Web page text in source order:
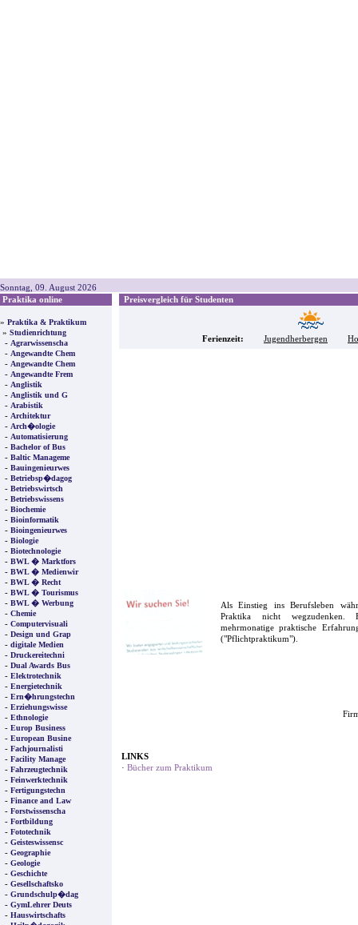
Sonntag, 09. August 2026
Praktika online
» Praktika & Praktikum
» Studienrichtung
- Agrarwissenscha
- Angewandte Chem
- Angewandte Chem
- Angewandte Frem
- Anglistik
- Anglistik und G
- Arabistik
- Architektur
- Arch�ologie
- Automatisierung
- Bachelor of Bus
- Baltic Manageme
- Bauingenieurwes
- Betriebsp�dagog
- Betriebswirtsch
- Betriebswissens
- Biochemie
- Bioinformatik
- Bioingenieurwes
- Biologie
- Biotechnologie
- BWL � Marktfors
- BWL � Medienwir
- BWL � Recht
- BWL � Tourismus
- BWL � Werbung
- Chemie
- Computervisuali
- Design und Grap
- digitale Medien
- Druckereitechni
- Dual Awards Bus
- Elektrotechnik
- Energietechnik
- Ern�hrungstechn
- Erziehungswisse
- Ethnologie
- Europ Business
- European Busine
- Fachjournalisti
- Facility Manage
- Fahrzeugtechnik
- Feinwerktechnik
- Fertigungstechn
- Finance and Law
- Forstwissenscha
- Fortbildung
- Fototechnik
- Geisteswissensc
- Geographie
- Geologie
- Geschichte
- Gesellschaftsko
- Grundschulp�dag
- GymLehrer Deuts
- Hauswirtschafts
Preisvergleich für Studenten
Ferienzeit: Jugendherbergen
Als Einstieg ins Berufsleben
Praktika nicht wegzudenken.
mehrmonatige praktische
("Pflichtpraktikum").
LINKS
· Bücher zum Praktikum